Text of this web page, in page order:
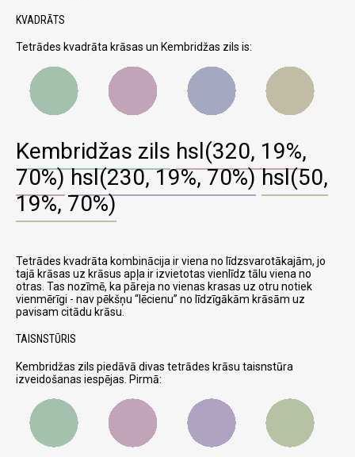
KVADRĀTS
Tetrādes kvadrāta krāsas un Kembridžas zils is:
Kembridžas zils hsl(320, 19%,
70%) hsl(230, 19%, 70%) hsl(50,
19%, 70%)
Tetrādes kvadrāta kombinācija ir viena no līdzsvarotākajām, jo
tajā krāsas uz krāsus apļa ir izvietotas vienlīdz tālu viena no
otras. Tas nozīmē, ka pāreja no vienas krasas uz otru notiek
vienmērīgi - nav pēkšņu
lēcienu no līdzīgākām krāsām uz
pavisam citādu krāsu.
TAISNSTŪRIS
Kembridžas zils piedāvā divas tetrādes krāsu taisnstūra
izveidošanas iespējas. Pirmā: